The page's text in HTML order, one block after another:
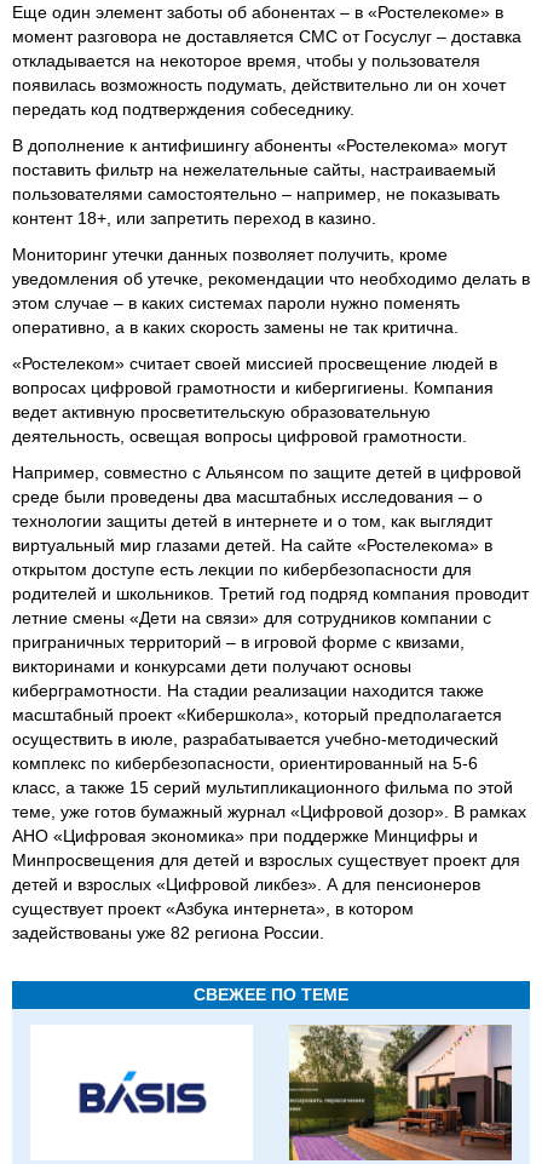
Еще один элемент заботы об абонентах – в «Ростелекоме» в
момент разговора не доставляется СМС от Госуслуг – доставка
откладывается на некоторое время, чтобы у пользователя
появилась возможность подумать, действительно ли он хочет
передать код подтверждения собеседнику.
В дополнение к антифишингу абоненты «Ростелекома» могут
поставить фильтр на нежелательные сайты, настраиваемый
пользователями самостоятельно – например, не показывать
контент 18+, или запретить переход в казино.
Мониторинг утечки данных позволяет получить, кроме
уведомления об утечке, рекомендации что необходимо делать в
этом случае – в каких системах пароли нужно поменять
оперативно, а в каких скорость замены не так критична.
«Ростелеком» считает своей миссией просвещение людей в
вопросах цифровой грамотности и кибергигиены. Компания
ведет активную просветительскую образовательную
деятельность, освещая вопросы цифровой грамотности.
Например, совместно с Альянсом по защите детей в цифровой
среде были проведены два масштабных исследования – о
технологии защиты детей в интернете и о том, как выглядит
виртуальный мир глазами детей. На сайте «Ростелекома» в
открытом доступе есть лекции по кибербезопасности для
родителей и школьников. Третий год подряд компания проводит
летние смены «Дети на связи» для сотрудников компании с
приграничных территорий – в игровой форме с квизами,
викторинами и конкурсами дети получают основы
киберграмотности. На стадии реализации находится также
масштабный проект «Кибершкола», который предполагается
осуществить в июле, разрабатывается учебно-методический
комплекс по кибербезопасности, ориентированный на 5-6
класс, а также 15 серий мультипликационного фильма по этой
теме, уже готов бумажный журнал «Цифровой дозор». В рамках
АНО «Цифровая экономика» при поддержке Минцифры и
Минпросвещения для детей и взрослых существует проект для
детей и взрослых «Цифровой ликбез». А для пенсионеров
существует проект «Азбука интернета», в котором
задействованы уже 82 региона России.
СВЕЖЕЕ ПО ТЕМЕ